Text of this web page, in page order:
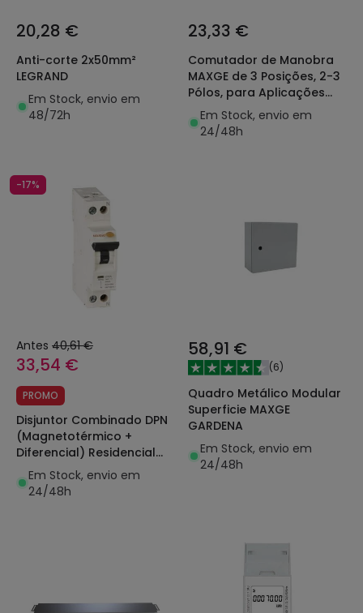
20,28 €
Anti-corte 2x50mm²
LEGRAND
Em Stock, envio em
48/72h
23,33 €
Comutador de Manobra
MAXGE de 3 Posições, 2-3
Pólos, para Aplicações
Industriais/Terciárias
MAXGE
Em Stock, envio em
24/48h
-17%
Antes 40,61 €
33,54 €
PROMO
Disjuntor Combinado DPN
(Magnetotérmico +
Diferencial) Residencial
1P+N 6-40 A 6kA Curva C
MAXGE
Em Stock, envio em
24/48h
58,91 €
(6)
Quadro Metálico Modular
Superficie MAXGE
GARDENA
Em Stock, envio em
24/48h